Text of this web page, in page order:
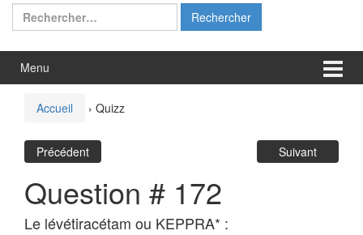
Rechercher :
Menu
Accueil › Quizz
Précédent Suivant
Question # 172
Le lévétiracétam ou KEPPRA* :